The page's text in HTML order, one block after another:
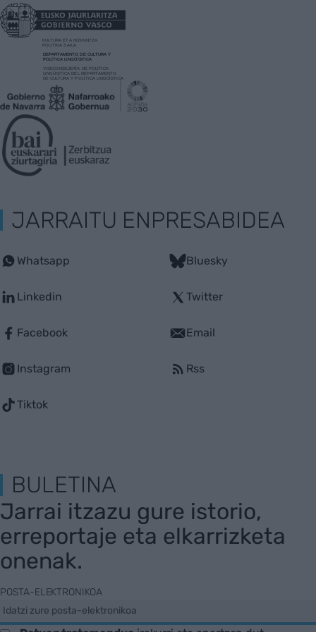
JARRAITU ENPRESABIDEA
Whatsapp
Linkedin
Facebook
Instagram
Tiktok
Bluesky
Twitter
Email
Rss
BULETINA
Jarrai itzazu gure istorio,
erreportaje eta elkarrizketa
onenak.
POSTA-ELEKTRONIKOA